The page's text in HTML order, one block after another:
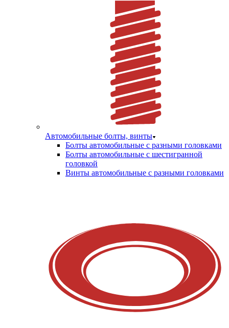
Автомобильные болты, винты
Болты автомобильные с разными головками
Болты автомобильные с шестигранной
головкой
Винты автомобильные с разными головками